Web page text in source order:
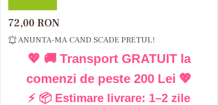
72,00 RON
ANUNTA-MA CAND SCADE PRETUL!
💖 🚚 Transport GRATUIT la
comenzi de peste 200 Lei 💖
⚡ 📦 Estimare livrare: 1–2 zile